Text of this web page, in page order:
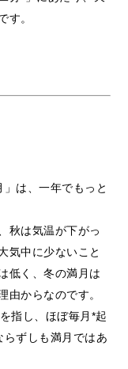
す。
は、一年でもっと
秋は気温が下がっ
気中に少ないこと
低く、冬の満月は
由からなのです。
指し、ほぼ毎月*起
ずしも満月ではあ